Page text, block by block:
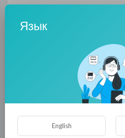
смерти стали
коронавирусной
января 1976 года в Усть-
Воспитывался в усть-
хоккейной школе.
защитника за
новокузнецкий
хабаровский «Амур»,
екатеринбургский
Язык
English